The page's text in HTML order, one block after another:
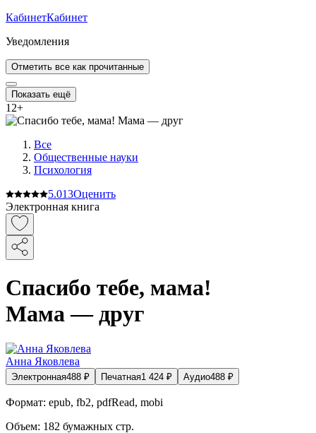
КабинетКабинет
Уведомления
Отметить все как прочитанные
Показать ещё
12+
Все
Общественные науки
Психология
5.013Оценить
Электронная книга
Спасибо тебе, мама!
Мама — друг
Анна Яковлева
Электронная488 ₽ Печатная1 424 ₽ Аудио488 ₽
Формат: epub, fb2, pdfRead, mobi
Объем: 182 бумажных стр.